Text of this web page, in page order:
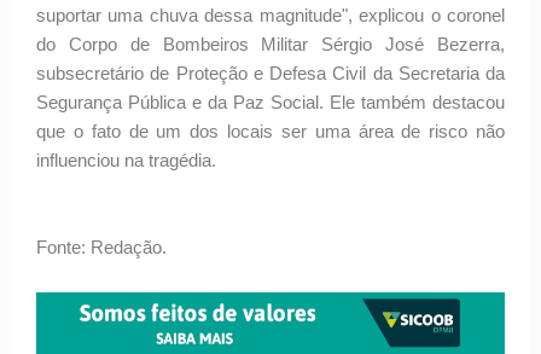
suportar uma chuva dessa magnitude", explicou o coronel
do Corpo de Bombeiros Militar Sérgio José Bezerra,
subsecretário de Proteção e Defesa Civil da Secretaria da
Segurança Pública e da Paz Social. Ele também destacou
que o fato de um dos locais ser uma área de risco não
influenciou na tragédia.
Fonte: Redação.